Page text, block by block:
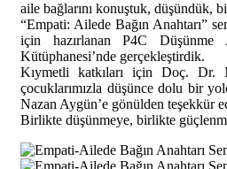
aile bağlarını konuştuk, düşündük,
“Empati: Ailede Bağın Anahtarı”
için hazırlanan P4C Düşünme
Kütüphanesi’nde gerçekleştirdik.
Kıymetli katkıları için Doç. Dr.
çocuklarımızla düşünce dolu bir
Nazan Aygün’e gönülden teşekkür
Birlikte düşünmeye, birlikte